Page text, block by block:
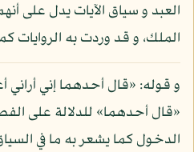
العبد و سياق الآيات يدل على
الملك، و قد وردت به الروايات
و قوله: «قال أحدهما إني
«قال أحدهما» للدلالة على
الدخول كما يشعر به ما في